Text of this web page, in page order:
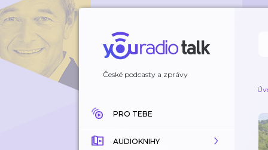
České podcasty a zprávy
PRO TEBE
AUDIOKNIHY